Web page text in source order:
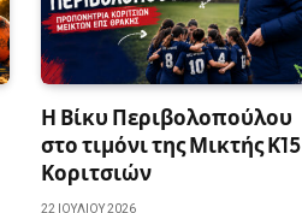
Η Βίκυ Περιβολοπούλου
στο τιμόνι της Μικτής Κ15
Κοριτσιών
22 ΙΟΥΛΊΟΥ 2026